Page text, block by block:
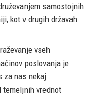
samostojnih
kot v drugih državah
vseh
poslovanja je
za nas nekaj
temeljnih vrednot